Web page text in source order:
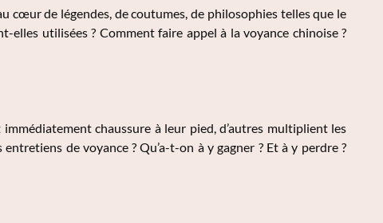
cœur de légendes, de coutumes, de philosophies telles que le
elles utilisées ? Comment faire appel à la voyance chinoise ?
chaussure à leur pied, d’autres multiplient les
de voyance ? Qu’a-t-on à y gagner ? Et à y perdre ?